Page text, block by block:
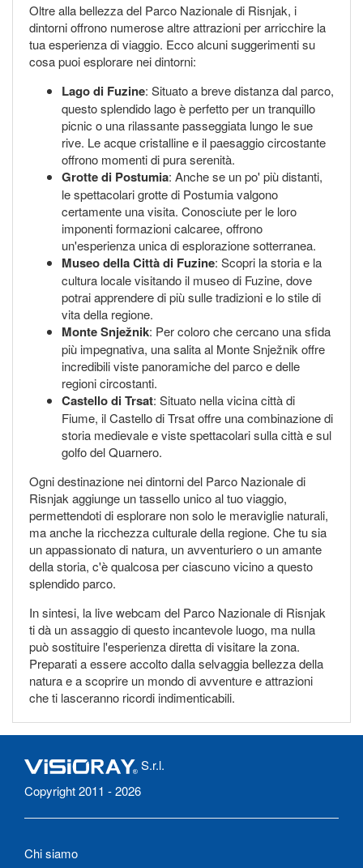
Oltre alla bellezza del Parco Nazionale di Risnjak, i
dintorni offrono numerose altre attrazioni per arricchire la
tua esperienza di viaggio. Ecco alcuni suggerimenti su
cosa puoi esplorare nei dintorni:
Lago di Fuzine: Situato a breve distanza dal parco,
questo splendido lago è perfetto per un tranquillo
picnic o una rilassante passeggiata lungo le sue
rive. Le acque cristalline e il paesaggio circostante
offrono momenti di pura serenità.
Grotte di Postumia: Anche se un po' più distanti,
le spettacolari grotte di Postumia valgono
certamente una visita. Conosciute per le loro
imponenti formazioni calcaree, offrono
un'esperienza unica di esplorazione sotterranea.
Museo della Città di Fuzine: Scopri la storia e la
cultura locale visitando il museo di Fuzine, dove
potrai apprendere di più sulle tradizioni e lo stile di
vita della regione.
Monte Snježnik: Per coloro che cercano una sfida
più impegnativa, una salita al Monte Snježnik offre
incredibili viste panoramiche del parco e delle
regioni circostanti.
Castello di Trsat: Situato nella vicina città di
Fiume, il Castello di Trsat offre una combinazione di
storia medievale e viste spettacolari sulla città e sul
golfo del Quarnero.
Ogni destinazione nei dintorni del Parco Nazionale di
Risnjak aggiunge un tassello unico al tuo viaggio,
permettendoti di esplorare non solo le meraviglie naturali,
ma anche la ricchezza culturale della regione. Che tu sia
un appassionato di natura, un avventuriero o un amante
della storia, c'è qualcosa per ciascuno vicino a questo
splendido parco.
In sintesi, la live webcam del Parco Nazionale di Risnjak
ti dà un assaggio di questo incantevole luogo, ma nulla
può sostituire l'esperienza diretta di visitare la zona.
Preparati a essere accolto dalla selvaggia bellezza della
natura e a scoprire un mondo di avventure e attrazioni
che ti lasceranno ricordi indimenticabili.
S.r.l.
Copyright 2011 - 2026
Chi siamo